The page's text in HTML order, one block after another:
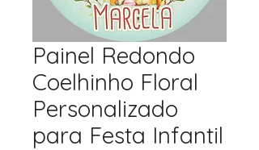
Painel Redondo
Coelhinho Floral
Personalizado
para Festa Infantil